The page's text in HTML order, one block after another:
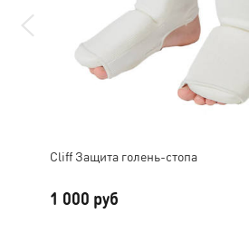
Cliff Защита голень-стопа
1 000 руб